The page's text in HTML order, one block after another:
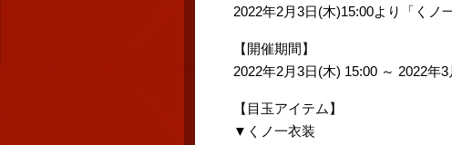
2022年2月3日(木)15:00より「くノ
【開催期間】
2022年2月3日(木) 15:00 ～ 2022年
【目玉アイテム】
▼くノ一衣装